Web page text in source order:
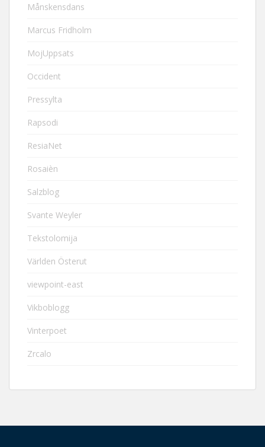
Månskensdans
Marcus Fridholm
MojUppsats
Occident
Pressylta
Rapsodi
ResiaNet
Rosaièn
Salzblog
Svante Weyler
Tekstolomija
Världen Österut
viewpoint-east
Vikboblogg
Vinterpoet
Zrcalo